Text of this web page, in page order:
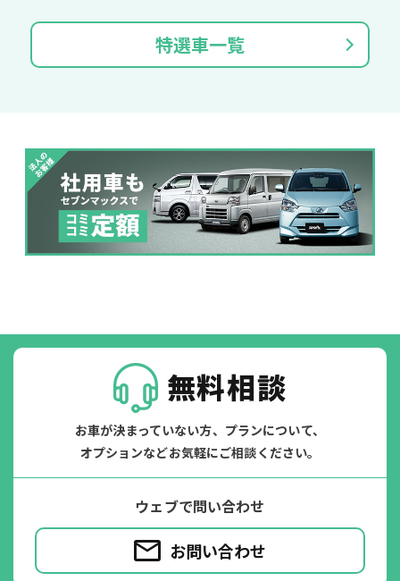
落書き
いたずら
バンパー
破損
※たすカッターをご利用頂く場合、免責金額が１回あたり5,000円
掛かります。
特選車一覧
無料相談
お車が決まっていない方、プランについて、
オプションなどお気軽にご相談ください。
ウェブで問い合わせ
お問い合わせ